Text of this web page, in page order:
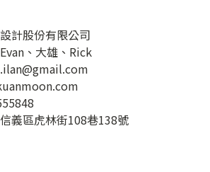
計股份有限公司
、大雄、Rick
義區虎林街108巷138號